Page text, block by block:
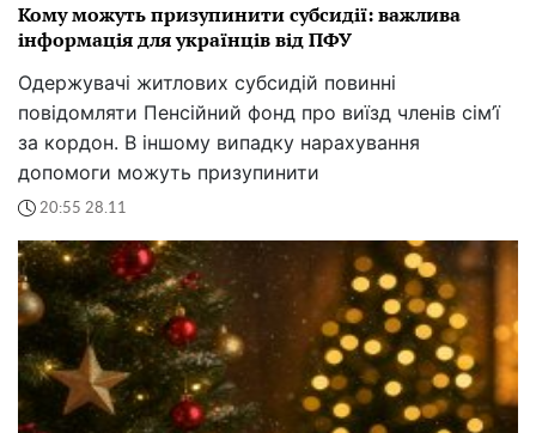
Кому можуть призупинити субсидії: важлива
інформація для українців від ПФУ
Одержувачі житлових субсидій повинні
повідомляти Пенсійний фонд про виїзд членів сім’ї
за кордон. В іншому випадку нарахування
допомоги можуть призупинити
20:55 28.11